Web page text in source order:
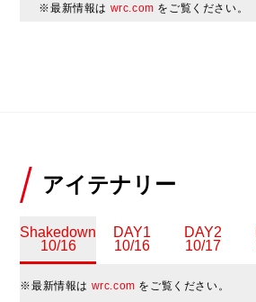
※最新情報は wrc.com をご覧ください。
アイテナリー
Shakedown
10/16
DAY1
10/16
DAY2
10/17
※最新情報は wrc.com をご覧ください。